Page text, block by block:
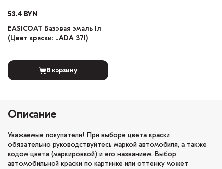
53.4 BYN
EASICOAT Базовая эмаль 1л
(Цвет краски: LADA 371)
В корзину
Описание
Уважаемые покупатели! При выборе цвета краски
обязательно руководствуйтесь маркой автомобиля, а также
кодом цвета (маркировкой) и его названием. Выбор
автомобильной краски по картинке или оттенку может